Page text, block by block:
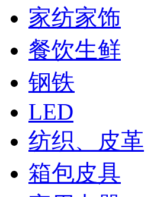
家纺家饰
餐饮生鲜
钢铁
LED
纺织、皮革
箱包皮具